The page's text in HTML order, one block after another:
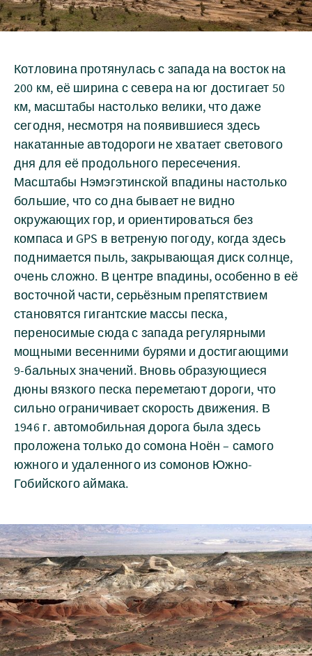
Котловина протянулась с запада на восток на
200 км, её ширина с севера на юг достигает 50
км, масштабы настолько велики, что даже
сегодня, несмотря на появившиеся здесь
накатанные автодороги не хватает светового
дня для её продольного пересечения.
Масштабы Нэмэгэтинской впадины настолько
большие, что со дна бывает не видно
окружающих гор, и ориентироваться без
компаса и GPS в ветреную погоду, когда здесь
поднимается пыль, закрывающая диск солнце,
очень сложно. В центре впадины, особенно в её
восточной части, серьёзным препятствием
становятся гигантские массы песка,
переносимые сюда с запада регулярными
мощными весенними бурями и достигающими
9-бальных значений. Вновь образующиеся
дюны вязкого песка переметают дороги, что
сильно ограничивает скорость движения. В
1946 г. автомобильная дорога была здесь
проложена только до сомона Ноён – самого
южного и удаленного из сомонов Южно-
Гобийского аймака.